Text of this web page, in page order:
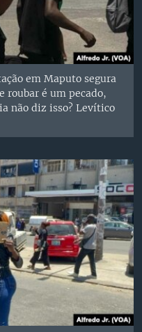
em Maputo segura
roubar é um pecado,
não diz isso? Levítico